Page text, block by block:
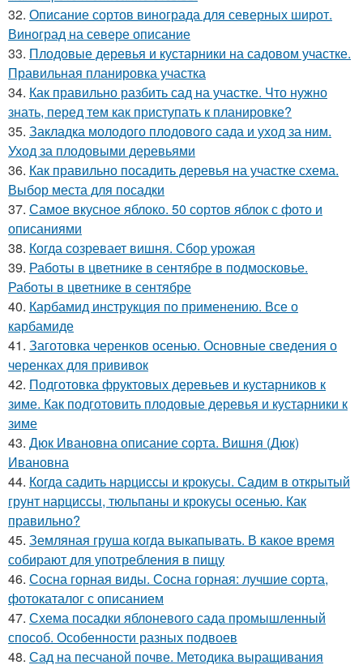
32. Описание сортов винограда для северных широт.
Виноград на севере описание
33. Плодовые деревья и кустарники на садовом участке.
Правильная планировка участка
34. Как правильно разбить сад на участке. Что нужно
знать, перед тем как приступать к планировке?
35. Закладка молодого плодового сада и уход за ним.
Уход за плодовыми деревьями
36. Как правильно посадить деревья на участке схема.
Выбор места для посадки
37. Самое вкусное яблоко. 50 сортов яблок с фото и
описаниями
38. Когда созревает вишня. Сбор урожая
39. Работы в цветнике в сентябре в подмосковье.
Работы в цветнике в сентябре
40. Карбамид инструкция по применению. Все о
карбамиде
41. Заготовка черенков осенью. Основные сведения о
черенках для прививок
42. Подготовка фруктовых деревьев и кустарников к
зиме. Как подготовить плодовые деревья и кустарники к
зиме
43. Дюк Ивановна описание сорта. Вишня (Дюк)
Ивановна
44. Когда садить нарциссы и крокусы. Садим в открытый
грунт нарциссы, тюльпаны и крокусы осенью. Как
правильно?
45. Земляная груша когда выкапывать. В какое время
собирают для употребления в пищу
46. Сосна горная виды. Сосна горная: лучшие сорта,
фотокаталог с описанием
47. Схема посадки яблоневого сада промышленный
способ. Особенности разных подвоев
48. Сад на песчаной почве. Методика выращивания